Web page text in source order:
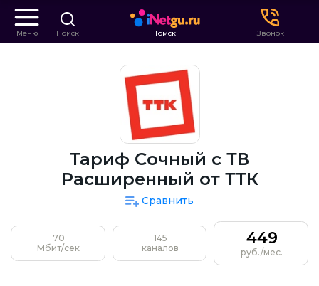
Меню Поиск Томск Звонок
Тариф Сочный с ТВ
Расширенный от ТТК
Сравнить
70
Мбит/сек
145
каналов
449
руб./мес.